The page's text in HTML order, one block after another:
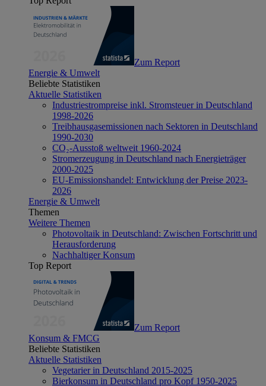
Zum Report
Energie & Umwelt
Beliebte Statistiken
Aktuelle Statistiken
Industriestrompreise inkl. Stromsteuer in Deutschland
1998-2026
Treibhausgasemissionen nach Sektoren in Deutschland
1990-2030
CO₂-Ausstoß weltweit 1960-2024
Stromerzeugung in Deutschland nach Energieträger
2000-2025
EU-Emissionshandel: Entwicklung der Preise 2023-
2026
Energie & Umwelt
Themen
Weitere Themen
Photovoltaik in Deutschland: Zwischen Fortschritt und
Herausforderung
Nachhaltiger Konsum
Top Report
Zum Report
Konsum & FMCG
Beliebte Statistiken
Aktuelle Statistiken
Vegetarier in Deutschland 2015-2025
Bierkonsum in Deutschland pro Kopf 1950-2025